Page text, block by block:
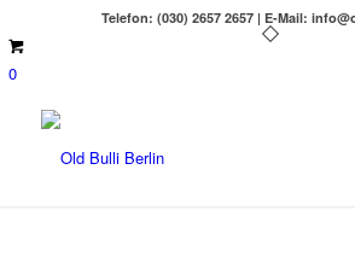
Telefon: (030) 2657 2657 | E-Mail:
0